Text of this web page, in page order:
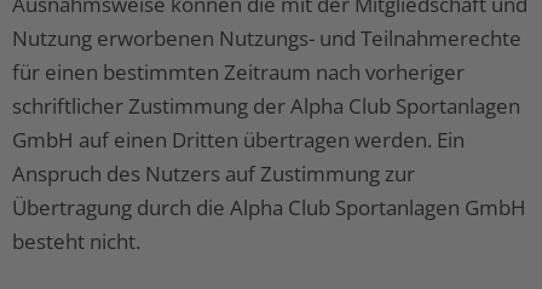
Nutzung erworbenen Nutzungs- und Teilnahmerechte
für einen bestimmten Zeitraum nach vorheriger
schriftlicher Zustimmung der Alpha Club Sportanlagen
GmbH auf einen Dritten übertragen werden. Ein
Anspruch des Nutzers auf Zustimmung zur
Übertragung durch die Alpha Club Sportanlagen GmbH
besteht nicht.